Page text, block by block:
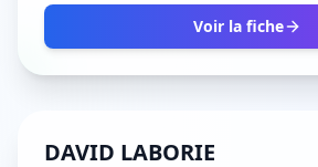
Voir la fiche
DAVID LABORIE